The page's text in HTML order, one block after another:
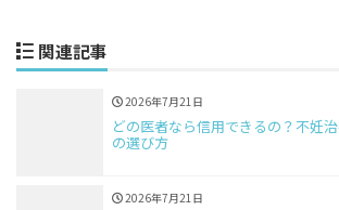
関連記事
2026年7月21日
どの医者なら信用できるの？不妊
の選び方
2026年7月21日